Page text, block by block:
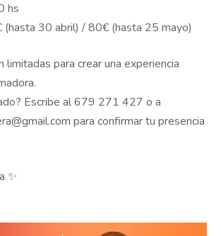
hs
(hasta 30 abril) / 80€ (hasta 25 mayo)
para crear una experiencia
Escribe al 679 271 427 o a
para confirmar tu presencia
✨